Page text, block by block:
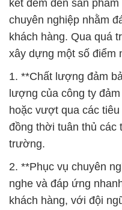
kết đem đến sản
chuyên nghiệp nhằm
khách hàng. Qua quá
xây dựng một số điểm
1. **Chất lượng đảm
lượng của công ty
hoặc vượt qua các
đồng thời tuân thủ các
trường.
2. **Phục vụ chuyên
nghe và đáp ứng
khách hàng, với đội